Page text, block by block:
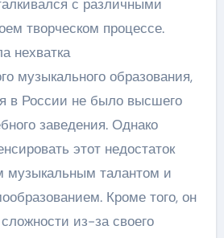
с различными
творческом процессе.
нехватка
музыкального образования,
в России не было высшего
заведения. Однако
этот недостаток
талантом и
Кроме того, он
из-за своего